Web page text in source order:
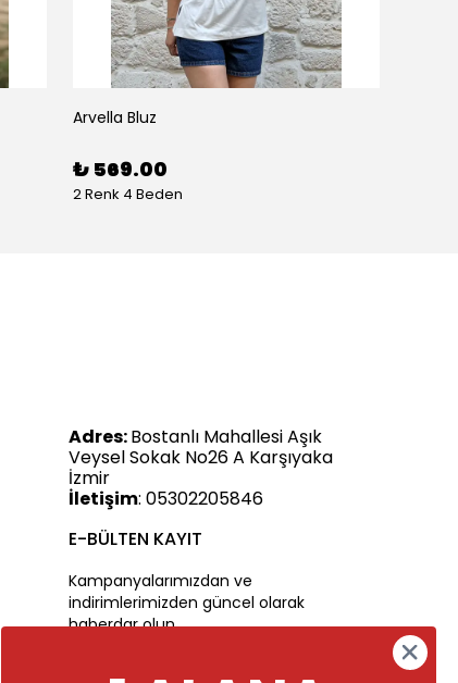
Arvella Bluz
₺ 569.00
2 Renk 4 Beden
Adres:Bostanlı Mahallesi Aşık
Veysel Sokak No26 A Karşıyaka
İzmir
İletişim: 05302205846
E-BÜLTEN KAYIT
Kampanyalarımızdan ve
indirimlerimizden güncel olarak
haberdar olun.